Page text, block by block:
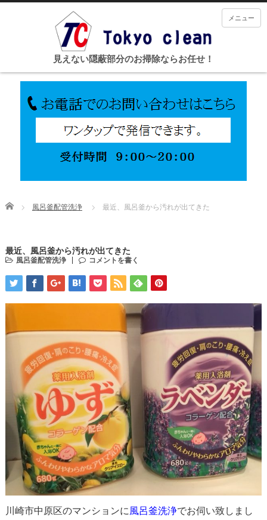
見えない隠蔽部分のお掃除ならお任せ！
メニュー
Home 風呂釜配管洗浄 最近、風呂釜から汚れが出てきた
最近、風呂釜から汚れが出てきた
風呂釜配管洗浄 コメントを書く
川崎市中原区のマンションに 風呂釜洗浄でお伺い致しまし